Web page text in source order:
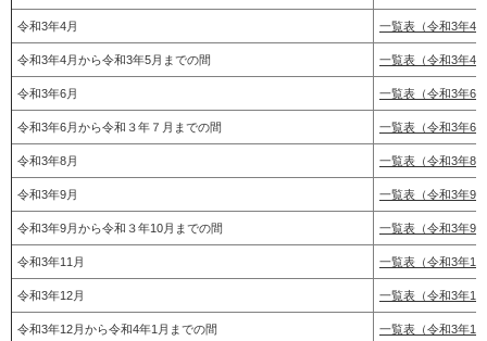
令和3年4月 一覧表（令和3年4月
令和3年4月から令和3年5月までの間 一覧表（令和3年4
令和3年6月 一覧表（令和3年6月
令和3年6月から令和３年７月までの間 一覧表（令和3年6
令和3年8月 一覧表（令和3年8月
令和3年9月 一覧表（令和3年9月
令和3年9月から令和３年10月までの間 一覧表（令和3年9
令和3年11月 一覧表（令和3年11
令和3年12月 一覧表（令和3年12
令和3年12月から令和4年1月までの間 一覧表（令和3年12